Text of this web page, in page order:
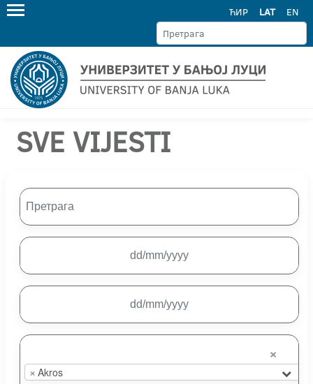
ЋИР LAT EN
SVE VIJESTI
×
× Akros